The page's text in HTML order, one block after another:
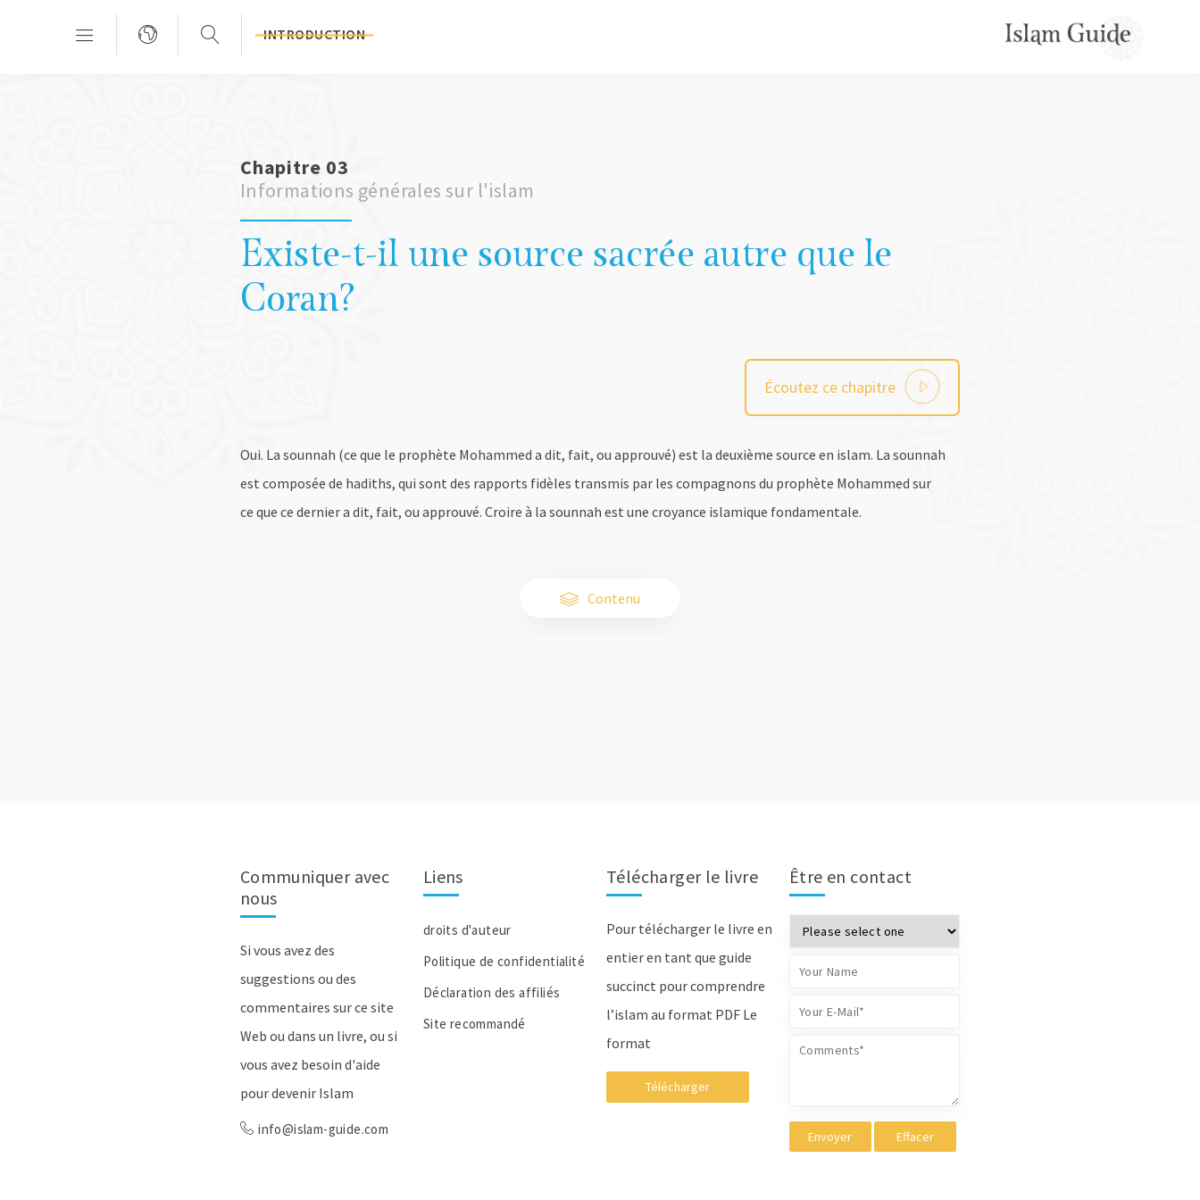
INTRODUCTION
Chapitre 03
Informations générales sur l'islam
Existe-t-il une source sacrée autre que le
Coran?
Écoutez ce chapitre
Oui. La sounnah (ce que le prophète Mohammed a dit, fait, ou approuvé) est la deuxième source en islam. La sounnah
est composée de hadiths, qui sont des rapports fidèles transmis par les compagnons du prophète Mohammed sur
ce que ce dernier a dit, fait, ou approuvé. Croire à la sounnah est une croyance islamique fondamentale.
Contenu
Communiquer avec
nous
Si vous avez des
suggestions ou des
commentaires sur ce site
Web ou dans un livre, ou si
vous avez besoin d'aide
pour devenir Islam
info@islam-guide.com
Liens
droits d'auteur
Politique de confidentialité
Déclaration des affiliés
Site recommandé
Télécharger le livre
Pour télécharger le livre en
entier en tant que guide
succinct pour comprendre
l’islam au format PDF Le
format
Télécharger
Être en contact
Envoyer Effacer